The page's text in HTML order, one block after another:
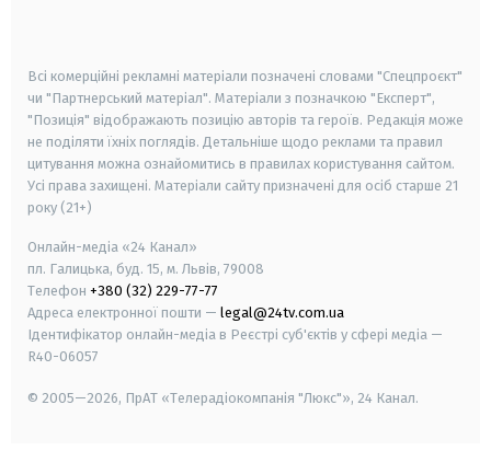
Всі комерційні рекламні матеріали позначені словами "Спецпроєкт"
чи "Партнерський матеріал". Матеріали з позначкою "Експерт",
"Позиція" відображають позицію авторів та героїв. Редакція може
не поділяти їхніх поглядів. Детальніше щодо реклами та правил
цитування можна ознайомитись в правилах користування сайтом.
Усі права захищені. Матеріали сайту призначені для осіб старше 21
року (21+)
Онлайн-медіа «24 Канал»
пл. Галицька, буд. 15, м. Львів, 79008
Телефон +380 (32) 229-77-77
Адреса електронної пошти — legal@24tv.com.ua
Ідентифікатор онлайн-медіа в Реєстрі суб'єктів у сфері медіа —
R40-06057
© 2005—2026, ПрАТ «Телерадіокомпанія "Люкс"», 24 Канал.